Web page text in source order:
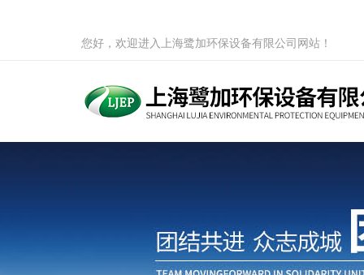
您好，欢迎进入上海鹭加环保设备有限公司网站！